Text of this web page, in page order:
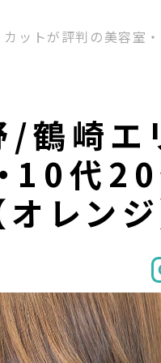
ットが評判の美容室
鶴崎エ
10代
レンジ